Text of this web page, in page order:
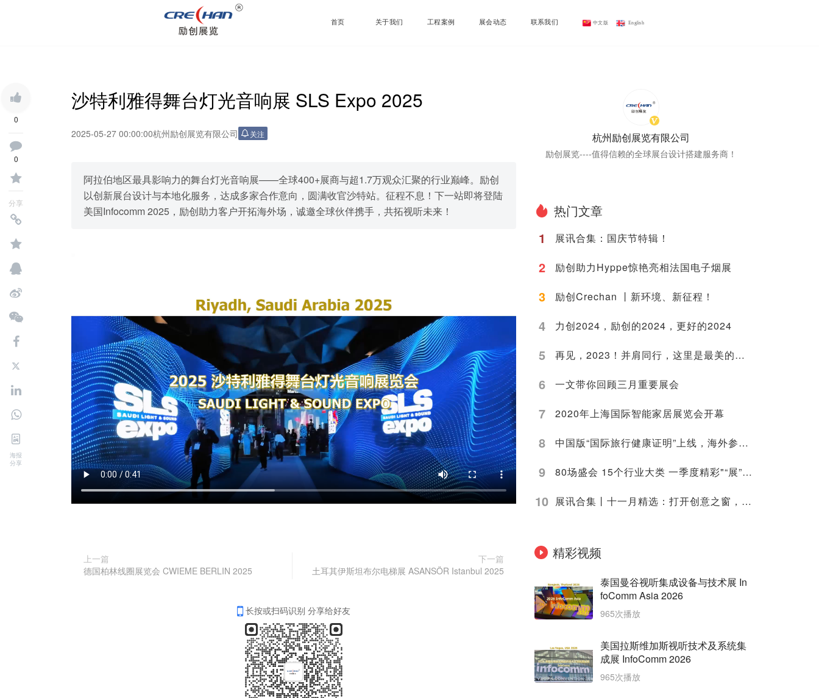
首页 关于我们 工程案例 展会动态 联系我们 中文版 English
0
0
分享
海报
分享
沙特利雅得舞台灯光音响展 SLS Expo 2025
2025-05-27 00:00:00杭州励创展览有限公司 关注
阿拉伯地区最具影响力的舞台灯光音响展——全球400+展商与超1.7万观众汇聚的行业巅峰。励创
以创新展台设计与本地化服务，达成多家合作意向，圆满收官沙特站。征程不息！下一站即将登陆
美国Infocomm 2025，励创助力客户开拓海外场，诚邀全球伙伴携手，共拓视听未来！
上一篇
德国柏林线圈展览会 CWIEME BERLIN 2025
下一篇
土耳其伊斯坦布尔电梯展 ASANSÖR Istanbul 2025
长按或扫码识别 分享给好友
杭州励创展览有限公司
励创展览----值得信赖的全球展台设计搭建服务商！
热门文章
1
展讯合集：国庆节特辑！
2 励创助力Hyppe惊艳亮相法国电子烟展
3 励创Crechan 丨新环境、新征程！
4 力创2024，励创的2024，更好的2024
5 再见，2023！并肩同行，这里是最美的舞台。
6 一文带你回顾三月重要展会
7 2020年上海国际智能家居展览会开幕
8 中国版“国际旅行健康证明”上线，海外参展更便捷
9 80场盛会 15个行业大类 一季度精彩"“展”放！
10 展讯合集丨十一月精选：打开创意之窗，方寸展台融科技之力，展艺术之美
精彩视频
泰国曼谷视听集成设备与技术展 In
foComm Asia 2026
965次播放
美国拉斯维加斯视听技术及系统集
成展 InfoComm 2026
965次播放